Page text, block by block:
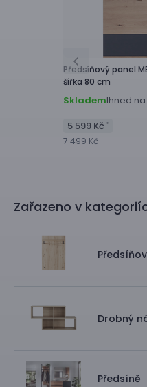
Předsíňový panel
šířka 80 cm
SklademIhned na
5 599 Kč *
7 499 Kč
Zařazeno v
Drobný
Předsíně